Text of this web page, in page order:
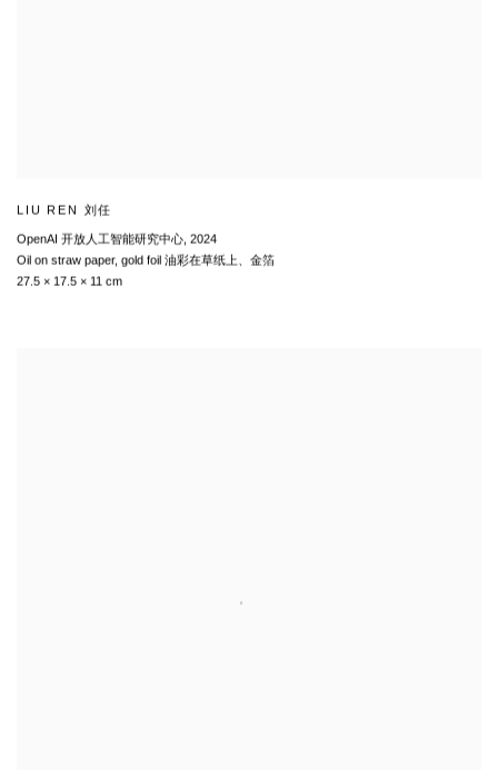
LIU REN 刘任
OpenAI 开放人工智能研究中心, 2024
Oil on straw paper, gold foil 油彩在草纸上、金箔
27.5 × 17.5 × 11 cm